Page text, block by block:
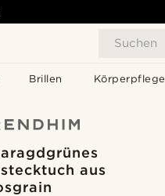
Suchen
Brillen Körperpflege
aus